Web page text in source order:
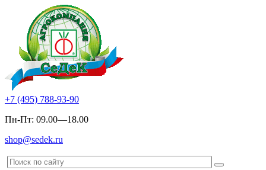
+7 (495) 788-93-90
Пн-Пт: 09.00—18.00
shop@sedek.ru